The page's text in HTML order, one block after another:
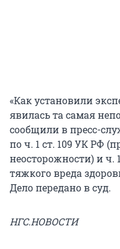
«Как установили
явилась та самая
сообщили в пресс-
по ч. 1 ст. 109 УК РФ
неосторожности) и ч.
тяжкого вреда
Дело передано в суд.
НГС.НОВОСТИ